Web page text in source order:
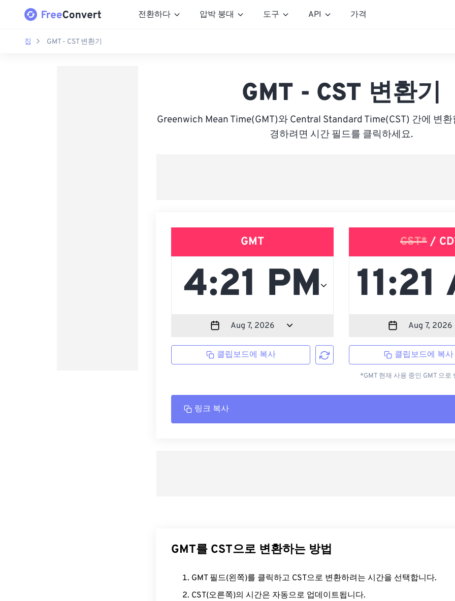
전환하다 압박 붕대 도구 API 가격
집 GMT - CST 변환기
GMT - CST 변환기
Greenwich Mean Time(GMT)와 Central Standard Time(CST) 간에 변
경하려면 시간 필드를 클릭하세요.
GMT
클립보드에 복사
CST*/
클립보드에 복사
*GMT 현재 사용 중인 GMT 으로
링크 복사
GMT를 CST으로 변환하는 방법
GMT 필드(왼쪽)를 클릭하고 CST으로 변환하려는 시간을 선택합니다.
CST(오른쪽)의 시간은 자동으로 업데이트됩니다.